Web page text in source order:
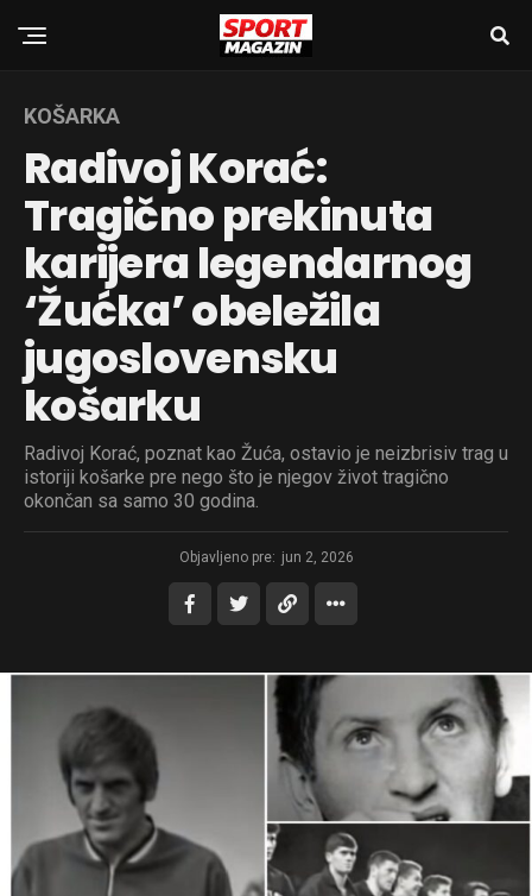
KOŠARKA
Radivoj Korać:
Tragično prekinuta
karijera legendarnog
‘Žućka’ obeležila
jugoslovensku
košarku
Radivoj Korać, poznat kao Žuća, ostavio je neizbrisiv trag u
istoriji košarke pre nego što je njegov život tragično
okončan sa samo 30 godina.
Objavljeno pre: jun 2, 2026